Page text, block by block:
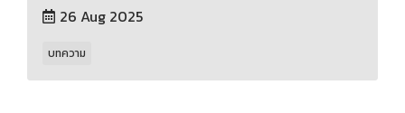
26 Aug 2025
บทความ